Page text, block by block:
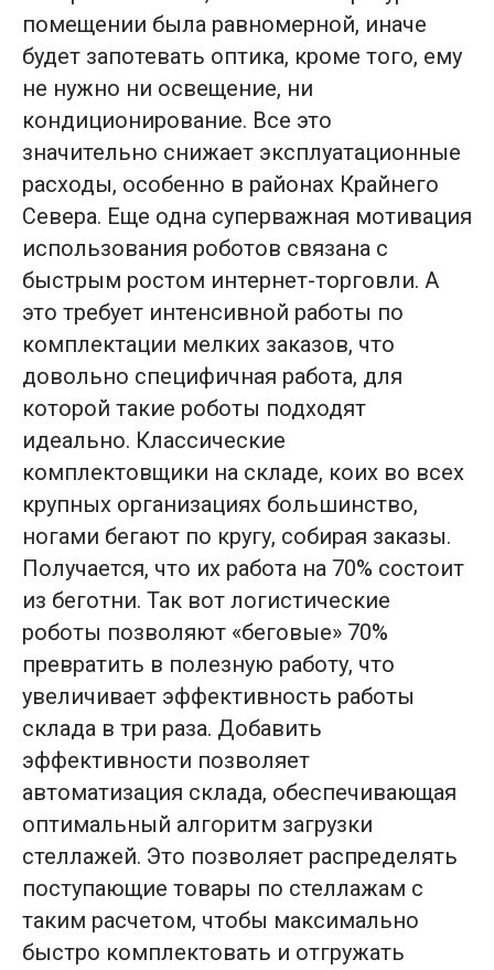
помещении была равномерной, иначе
будет запотевать оптика, кроме того, ему
не нужно ни освещение, ни
кондиционирование. Все это
значительно снижает эксплуатационные
расходы, особенно в районах Крайнего
Севера. Еще одна суперважная мотивация
использования роботов связана с
быстрым ростом интернет-торговли. А
это требует интенсивной работы по
комплектации мелких заказов, что
довольно специфичная работа, для
которой такие роботы подходят
идеально. Классические
комплектовщики на складе, коих во всех
крупных организациях большинство,
ногами бегают по кругу, собирая заказы.
Получается, что их работа на 70% состоит
из беготни. Так вот логистические
роботы позволяют «беговые» 70%
превратить в полезную работу, что
увеличивает эффективность работы
склада в три раза. Добавить
эффективности позволяет
автоматизация склада, обеспечивающая
оптимальный алгоритм загрузки
стеллажей. Это позволяет распределять
поступающие товары по стеллажам с
таким расчетом, чтобы максимально
быстро комплектовать и отгружать